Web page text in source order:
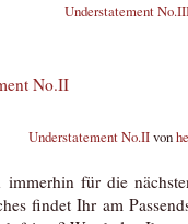
Understatement
Understatement No.IIvon
für die
findet Ihr am